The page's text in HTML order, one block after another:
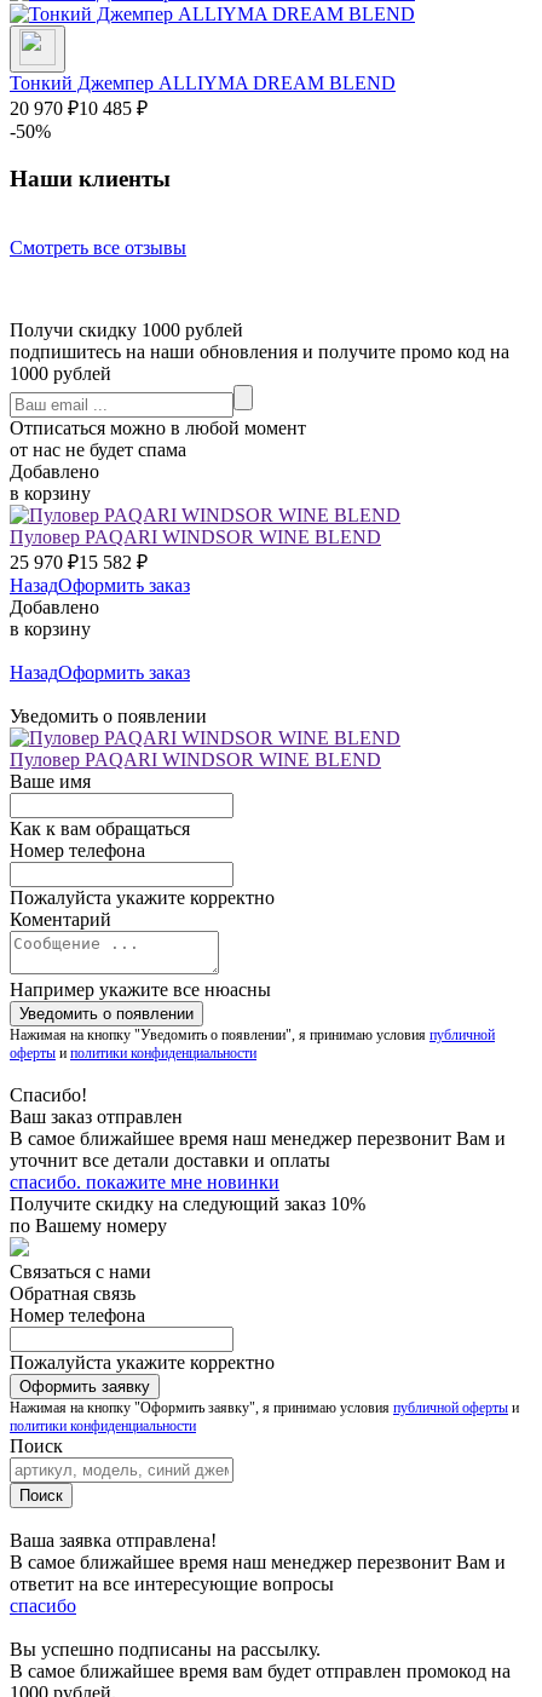
Тонкий Джемпер ALLIYMA DREAM BLEND
20 970 ₽10 485 ₽
-50%
Наши клиенты
Смотреть все отзывы
Получи скидку 1000 рублей
подпишитесь на наши обновления и получите промо код на
1000 рублей
Отписаться можно в любой момент
от нас не будет спама
Добавлено
в корзину
Пуловер PAQARI WINDSOR WINE BLEND
25 970 ₽15 582 ₽
НазадОформить заказ
Добавлено
в корзину
НазадОформить заказ
Уведомить о появлении
Пуловер PAQARI WINDSOR WINE BLEND
Ваше имя
Как к вам обращаться
Номер телефона
Пожалуйста укажите корректно
Коментарий
Например укажите все нюасны
Нажимая на кнопку "Уведомить о появлении", я принимаю условия публичной
оферты и политики конфиденциальности
Спасибо!
Ваш заказ отправлен
В самое ближайшее время наш менеджер перезвонит Вам и
уточнит все детали доставки и оплаты
спасибо. покажите мне новинки
Получите скидку на следующий заказ 10%
по Вашему номеру
Связаться с нами
Обратная связь
Номер телефона
Пожалуйста укажите корректно
Нажимая на кнопку "Оформить заявку", я принимаю условия публичной оферты и
политики конфиденциальности
Поиск
Ваша заявка отправлена!
В самое ближайшее время наш менеджер перезвонит Вам и
ответит на все интересующие вопросы
спасибо
Вы успешно подписаны на рассылку.
В самое ближайшее время вам будет отправлен промокод на
1000 рублей.